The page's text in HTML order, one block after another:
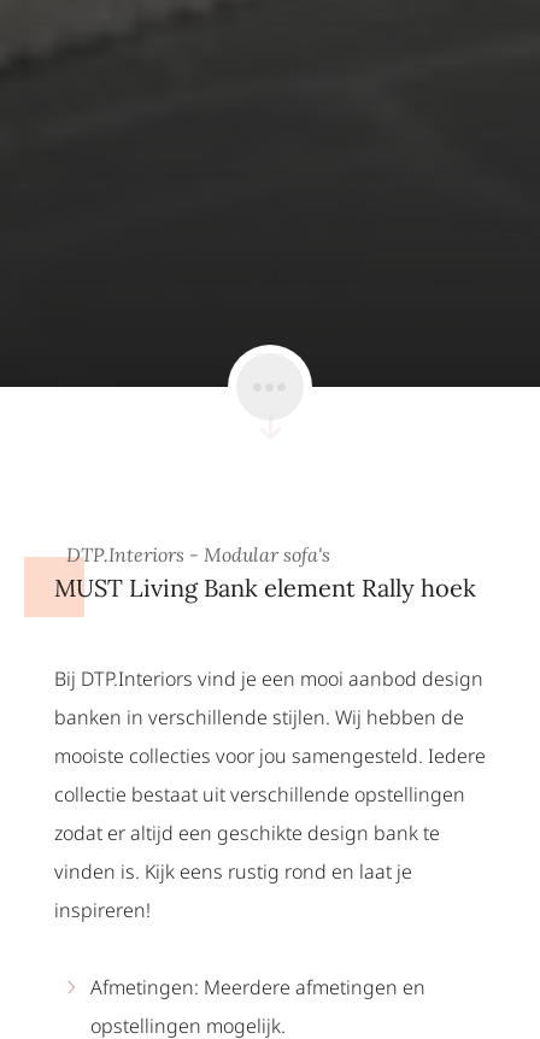
DTP.Interiors - Modular sofa's
MUST Living Bank element Rally hoek
Bij DTP.Interiors vind je een mooi aanbod design
banken in verschillende stijlen. Wij hebben de
mooiste collecties voor jou samengesteld. Iedere
collectie bestaat uit verschillende opstellingen
zodat er altijd een geschikte design bank te
vinden is. Kijk eens rustig rond en laat je
inspireren!
Afmetingen: Meerdere afmetingen en
opstellingen mogelijk.